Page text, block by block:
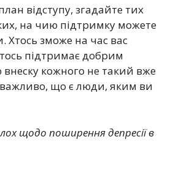
відступу, згадайте тих
на чию підтримку можете
Хтось зможе на час вас
підтримає добрим
внеску кожного не такий вже
що є люди, яким ви
щодо поширення депресії в